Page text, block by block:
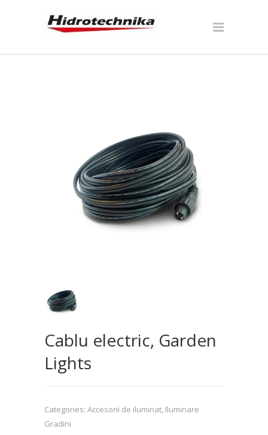
Cablu electric, Garden
Lights
Categories: Accesorii de iluminat, Iluminare
Gradini